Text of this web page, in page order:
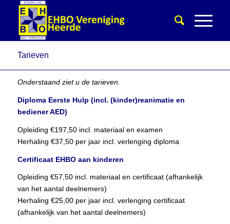
Tarieven
Onderstaand ziet u de tarieven.
Diploma Eerste Hulp (incl. (kinder)reanimatie en
bediener AED)
Opleiding €197,50 incl. materiaal en examen
Herhaling €37,50 per jaar incl. verlenging diploma
Certificaat EHBO aan kinderen
Opleiding €57,50 incl. materiaal en certificaat (afhankelijk
van het aantal deelnemers)
Herhaling €25,00 per jaar incl. verlenging certificaat
(afhankelijk van het aantal deelnemers)